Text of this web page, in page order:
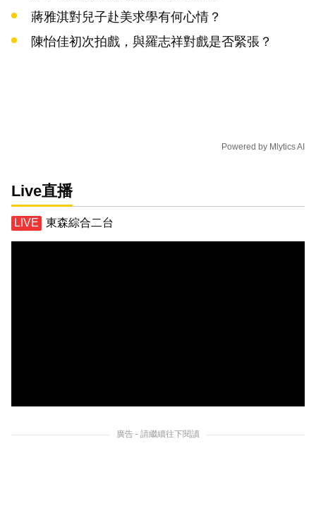
蔣雅淇對兒子赴美求學有何心情？
陳怡佳初次拍戲，與羅志祥對戲是否緊張？
Powered by Mlytics AI
Live直播
東森綜合二台
廣告 - 請繼續往下閱讀